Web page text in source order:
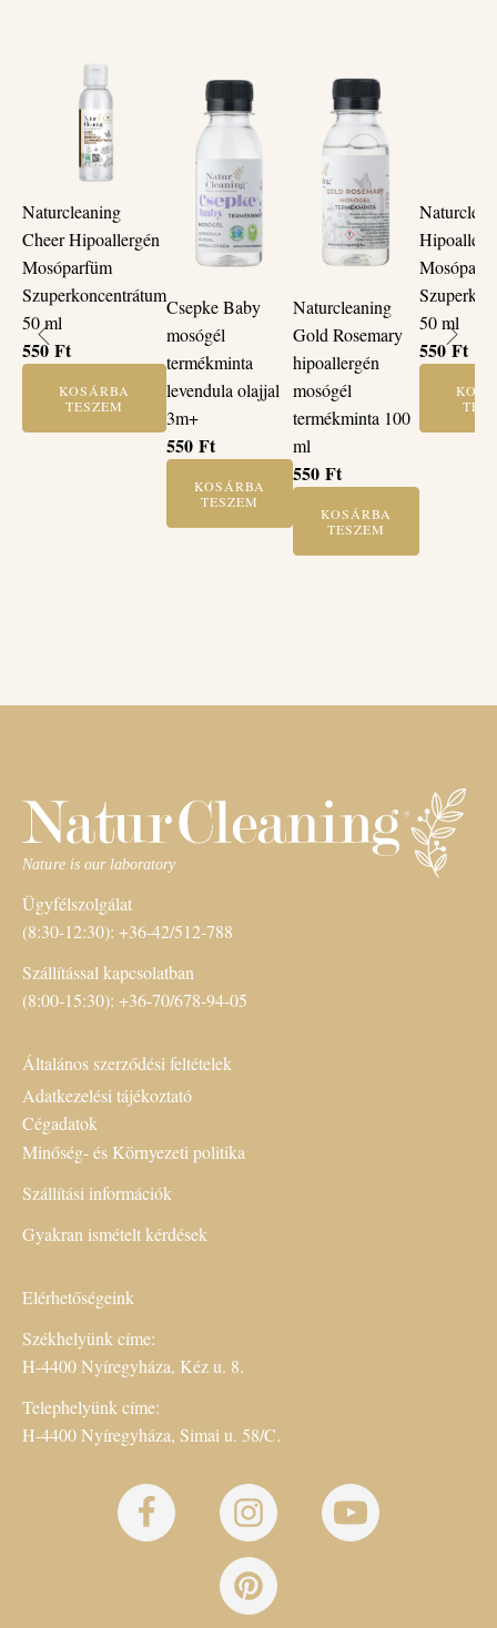
Naturcleaning
Cheer Hipoallergén
Mosóparfüm
Szuperkoncentrátum
50 ml
550Ft
KOSÁRBA
TESZEM
Csepke Baby
mosógél
termékminta
levendula olajjal
3m+
550 Ft
KOSÁRBA
TESZEM
Naturcleaning
Gold Rosemary
hipoallergén
mosógél
termékminta 100
ml
550 Ft
KOSÁRBA
TESZEM
50 ml
550Ft
Ügyfélszolgálat
(8:30-12:30): +36-42/512-788
Szállítással kapcsolatban
(8:00-15:30): +36-70/678-94-05
Általános szerződési feltételek
Adatkezelési tájékoztató
Cégadatok
Minőség- és Környezeti politika
Szállítási információk
Gyakran ismételt kérdések
Elérhetőségeink
Székhelyünk címe:
H-4400 Nyíregyháza, Kéz u. 8.
Telephelyünk címe:
H-4400 Nyíregyháza, Simai u. 58/C.